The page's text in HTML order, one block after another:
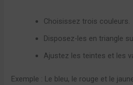
Choisissez trois couleurs.
Disposez-les en triangle
Ajustez les teintes et les
Exemple : Le bleu, le rouge et le